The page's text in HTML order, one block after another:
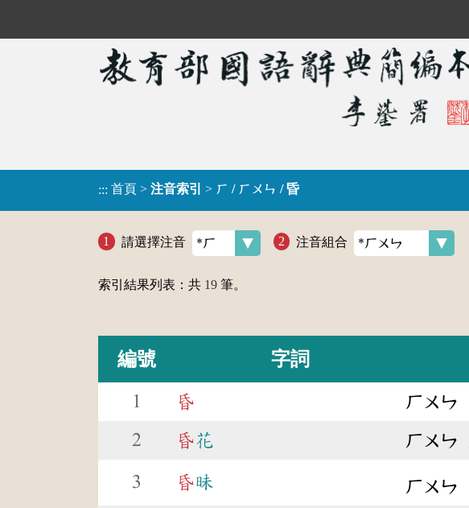
::: 首頁 > 注音索引 > ㄏ / ㄏㄨㄣ / 昏
請選擇注音 注音組合
索引結果列表：共 19 筆。
編號 字詞
1 昏 ㄏㄨㄣ
2 昏花 ㄏㄨㄣ
3 昏昧 ㄏㄨㄣ